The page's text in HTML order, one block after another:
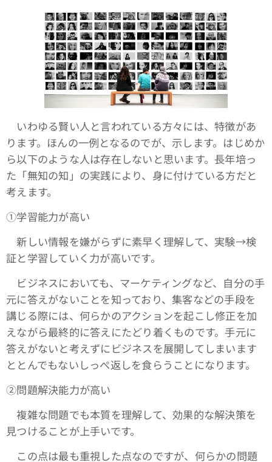
いわゆる賢い人と言われている方々には、特徴があ
ります。ほんの一例となるのでが、示します。はじめか
ら以下のような人は存在しないと思います。長年培っ
た「無知の知」の実践により、身に付けている方だと
考えます。
①学習能力が高い
新しい情報を嫌がらずに素早く理解して、実験→検
証と学習していく力が高いです。
ビジネスにおいても、マーケティングなど、自分の手
元に答えがないことを知っており、集客などの手段を
講じる際には、何らかのアクションを起こし修正を加
えながら最終的に答えにたどり着くものです。手元に
答えがないと考えずにビジネスを展開してしまいます
ととんでもないしっぺ返しを食らうことになります。
➁問題解決能力が高い
複雑な問題でも本質を理解して、効果的な解決策を
見つけることが上手いです。
この点は最も重視した点なのですが、何らかの問題